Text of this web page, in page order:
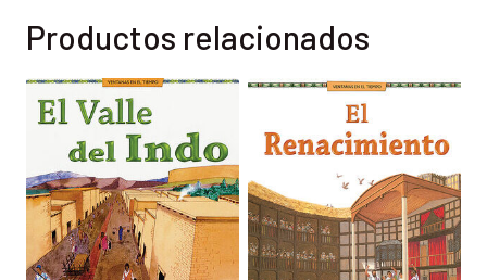
Productos relacionados